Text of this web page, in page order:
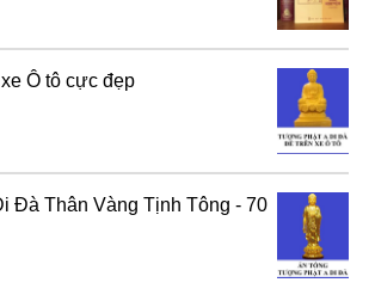
Ô tô cực đẹp
Đà Thân Vàng Tịnh Tông - 70